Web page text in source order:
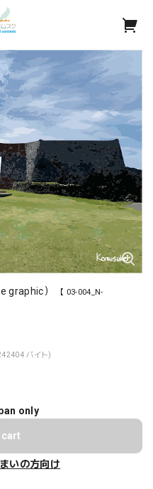
graphic）
【 03-004_N-
バイト)
only
cart
いの方向け